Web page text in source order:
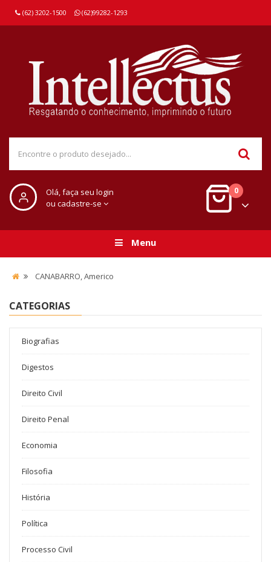
(62) 3202-1500 (62)99282-1293
Olá, faça seu login
ou cadastre-se
0
Menu
CANABARRO, Americo
CATEGORIAS
Biografias
Digestos
Direito Civil
Direito Penal
Economia
Filosofia
História
Política
Processo Civil